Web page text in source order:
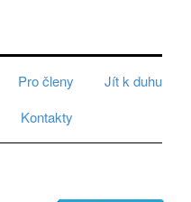
Pro členy
Jít k duhu
Kontakty